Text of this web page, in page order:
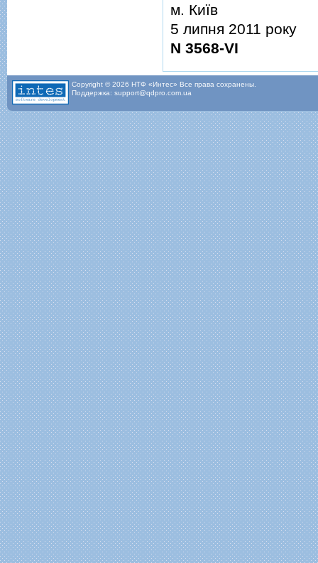
м. Київ
5 липня 2011 року
N 3568-VI
Copyright © 2026 НТФ «Интес» Все права сохранены.
Поддержка: support@qdpro.com.ua